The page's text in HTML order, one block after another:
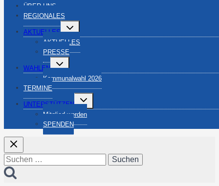
ÜBER UNS
REGIONALES
AKTUELLES
Untermenü
umschalten
AKTUELLES
PRESSE
WAHLEN
Untermenü
umschalten
Kommunalwahl 2026
TERMINE
UNTERSTÜTZEN
Untermenü
umschalten
Mitglied werden
SPENDEN
Suchen
nach: